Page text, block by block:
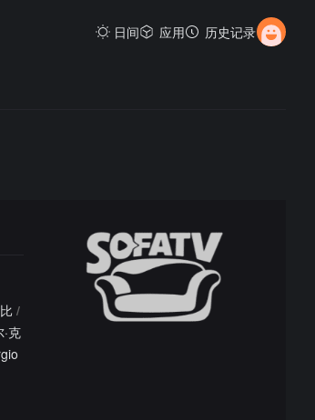
日间 应用 历史记录
/
克